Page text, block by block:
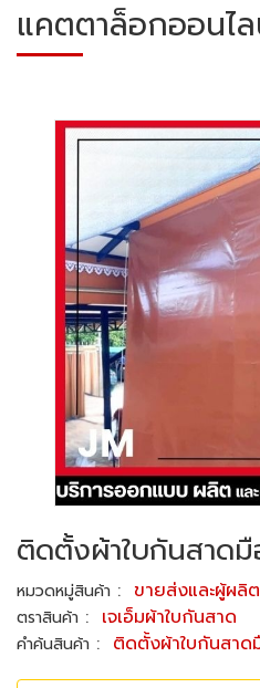
แคตตาล็อกออนไ
ติดตั้งผ้าใบกันสาด
หมวดหมู่สินค้า : ขายส่งและผู้ผลิ
ตราสินค้า : เจเอ็มผ้าใบกันสาด
คำค้นสินค้า : ติดตั้งผ้าใบกันสา